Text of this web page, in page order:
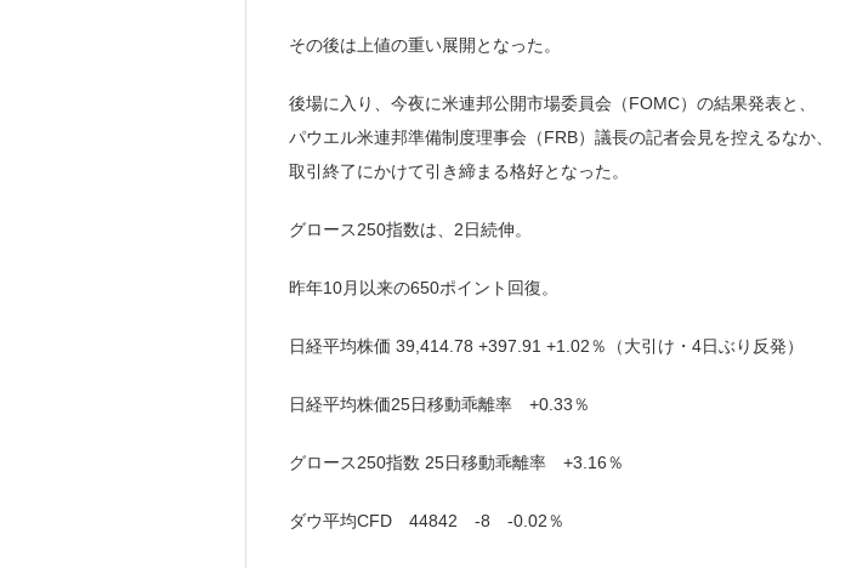
その後は上値の重い展開となった。
後場に入り、今夜に米連邦公開市場委員会（FOMC）の結果発表と、
パウエル米連邦準備制度理事会（FRB）議長の記者会見を控えるなか、
取引終了にかけて引き締まる格好となった。
グロース250指数は、2日続伸。
昨年10月以来の650ポイント回復。
日経平均株価 39,414.78 +397.91 +1.02％（大引け・4日ぶり反発）
日経平均株価25日移動乖離率 +0.33％
グロース250指数 25日移動乖離率 +3.16％
ダウ平均CFD 44842 -8 -0.02％